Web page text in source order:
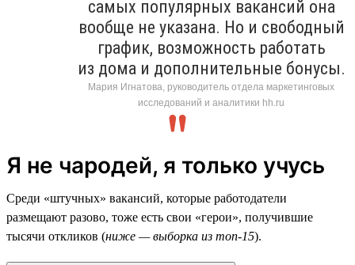
самых популярных вакансий она
вообще не указана. Но и свободный
график, возможность работать
из дома и дополнительные бонусы.
Мария Игнатова, руководитель отдела маркетинговых
исследований и аналитики hh.ru
Я не чародей, я только учусь
Среди «штучных» вакансий, которые работодатели
размещают разово, тоже есть свои «герои», получившие
тысячи откликов (ниже — выборка из топ-15).